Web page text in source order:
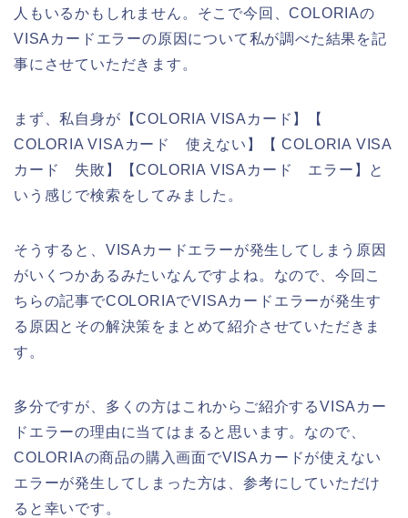
人もいるかもしれません。そこで今回、COLORIAの
VISAカードエラーの原因について私が調べた結果を記
事にさせていただきます。
まず、私自身が【COLORIA VISAカード】【
COLORIA VISAカード 使えない】【 COLORIA VISA
カード 失敗】【COLORIA VISAカード エラー】と
いう感じで検索をしてみました。
そうすると、VISAカードエラーが発生してしまう原因
がいくつかあるみたいなんですよね。なので、今回こ
ちらの記事でCOLORIAでVISAカードエラーが発生す
る原因とその解決策をまとめて紹介させていただきま
す。
多分ですが、多くの方はこれからご紹介するVISAカー
ドエラーの理由に当てはまると思います。なので、
COLORIAの商品の購入画面でVISAカードが使えない
エラーが発生してしまった方は、参考にしていただけ
ると幸いです。